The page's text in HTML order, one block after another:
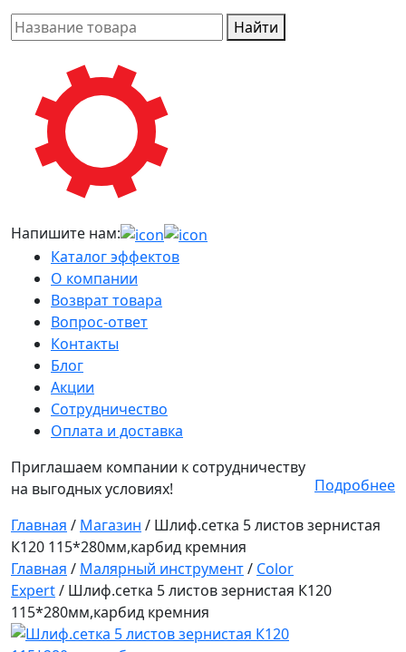
Найти
Напишите нам:
Каталог эффектов
О компании
Возврат товара
Вопрос-ответ
Контакты
Блог
Акции
Сотрудничество
Оплата и доставка
Приглашаем компании к сотрудничеству
на выгодных условиях!
Подробнее
Главная / Магазин / Шлиф.сетка 5 листов зернистая
К120 115*280мм,карбид кремния
Главная / Малярный инструмент/ Color
Expert/ Шлиф.сетка 5 листов зернистая К120
115*280мм,карбид кремния